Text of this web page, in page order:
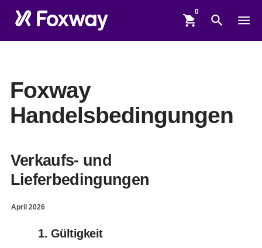
shopping_cart search menu
Foxway
Handelsbedingungen
Verkaufs- und
Lieferbedingungen
April 2026
1. Gültigkeit